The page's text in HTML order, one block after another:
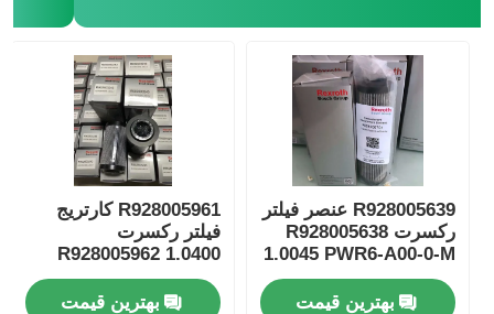
R928005639 عنصر فیلتر
رکسرت R928005638
1.0045 PWR6-A00-0-M
بهترین قیمت
R928005961 کارتریج
فیلتر رکسرت
R928005962 1.0400
PWR6-A00-0-M
بهترین قیمت